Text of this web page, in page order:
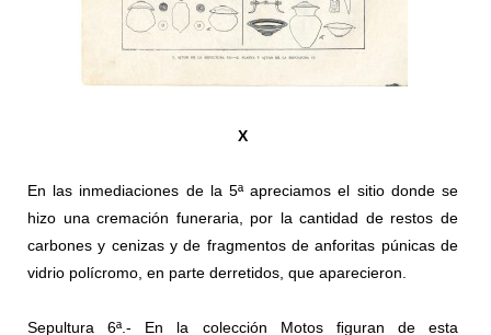
X
En las inmediaciones de la 5ª apreciamos el sitio donde se
hizo una cremación funeraria, por la cantidad de restos de
carbones y cenizas y de fragmentos de anforitas púnicas de
vidrio polícromo, en parte derretidos, que aparecieron.
Sepultura 6ª.- En la colección Motos ﬁguran de esta